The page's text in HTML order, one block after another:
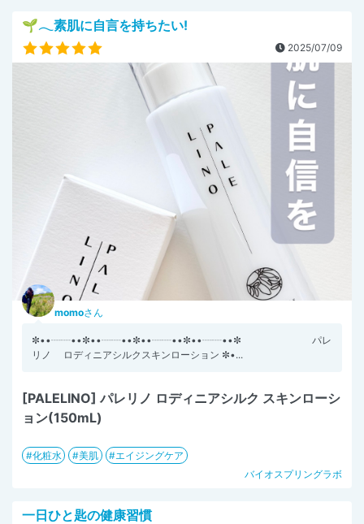
🌱𓂃素肌に自言を持ちたい!
2025/07/09
momoさん
✼••┈┈••✼••┈┈••✼••┈┈••✼••┈┈••✼ パレ
リノ ロディニアシルクスキンローション ✼•...
[PALELINO] パレリノ ロディニアシルク スキンローシ
ョン(150mL)
化粧水 美肌
エイジングケア
バイオスプリングラボ
一日ひと匙の健康習慣